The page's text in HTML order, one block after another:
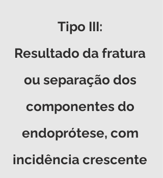
Tipo III:
Resultado da fratura
ou separação dos
componentes do
endoprótese, com
incidência crescente